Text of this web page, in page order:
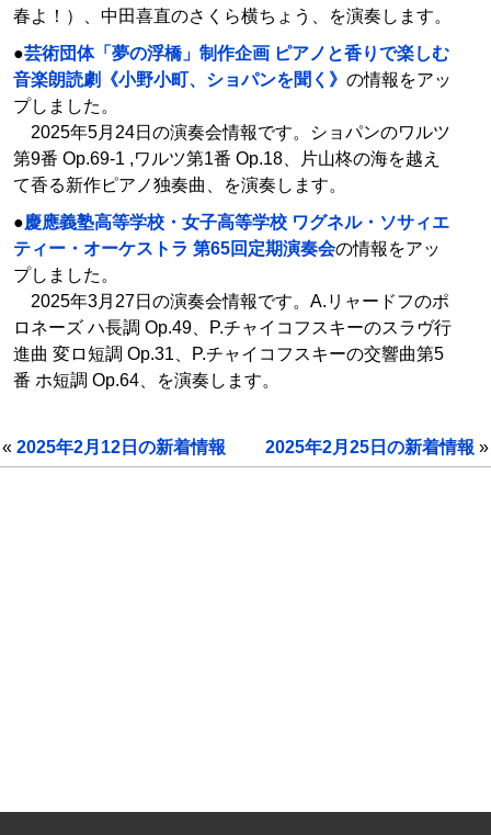
春よ！）、中田喜直のさくら横ちょう、を演奏します。
●芸術団体「夢の浮橋」制作企画 ピアノと香りで楽しむ
音楽朗読劇《小野小町、ショパンを聞く》 の情報をアッ
プしました。
2025年5月24日の演奏会情報です。ショパンのワルツ
第9番 Op.69-1 ,ワルツ第1番 Op.18、片山柊の海を越え
て香る新作ピアノ独奏曲、を演奏します。
●慶應義塾高等学校・女子高等学校 ワグネル・ソサィエ
ティー・オーケストラ 第65回定期演奏会の情報をアッ
プしました。
2025年3月27日の演奏会情報です。A.リャードフのポ
ロネーズ ハ長調 Op.49、P.チャイコフスキーのスラヴ行
進曲 変ロ短調 Op.31、P.チャイコフスキーの交響曲第5
番 ホ短調 Op.64、を演奏します。
« 2025年2月12日の新着情報 2025年2月25日の新着情報 »